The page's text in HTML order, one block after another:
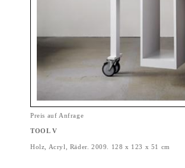
Preis auf Anfrage
TOOL V
Holz, Acryl, Räder. 2009. 128 x 123 x 51 cm